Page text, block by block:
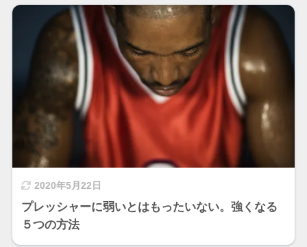
2020年5月22日
プレッシャーに弱いとはもったいない。強くなる
５つの方法